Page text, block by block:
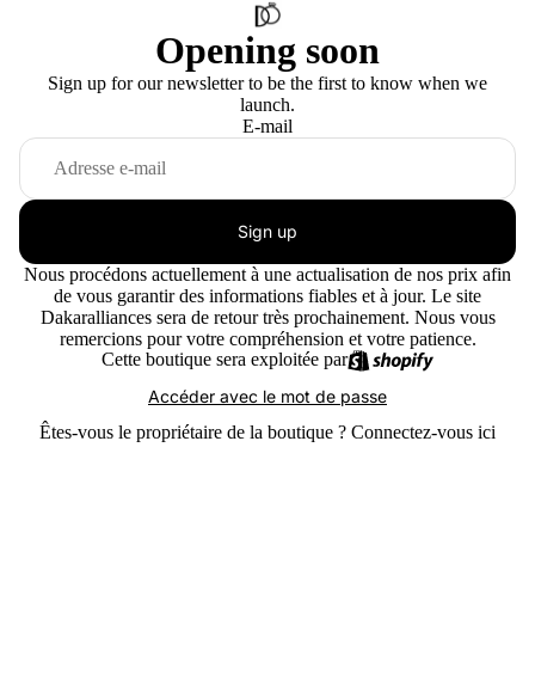
Opening soon
Sign up for our newsletter to be the first to know when we
launch.
E-mail
Sign up
Nous procédons actuellement à une actualisation de nos prix afin
de vous garantir des informations fiables et à jour. Le site
Dakaralliances sera de retour très prochainement. Nous vous
remercions pour votre compréhension et votre patience.
Cette boutique sera exploitée par
Accéder avec le mot de passe
Êtes-vous le propriétaire de la boutique ? Connectez-vous ici